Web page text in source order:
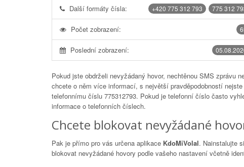
775 312
+420 775 312 793
Další formáty čísla:
Počet zobrazení:
Poslední zobrazení:
Pokud jste obdrželi nevyžádaný hovor, nechtěnou SMS zprávu
chcete o něm více informací, s největší pravděpodobností
telefonnímu číslu 775312793. Pokud je telefonní číslo často
informace o telefonních číslech.
Chcete blokovat nevyžádané
Pak je přímo pro vás určena aplikace KdoMiVolal. Nainstalujte
blokovat nevyžádané hovory podle vašeho nastavení včetně